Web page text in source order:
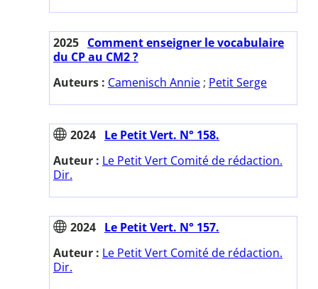
2025 Comment enseigner le vocabulaire
du CP au CM2 ?
Auteurs : Camenisch Annie ; Petit Serge
2024 Le Petit Vert. N° 158.
Auteur : Le Petit Vert Comité de rédaction.
Dir.
2024 Le Petit Vert. N° 157.
Auteur : Le Petit Vert Comité de rédaction.
Dir.